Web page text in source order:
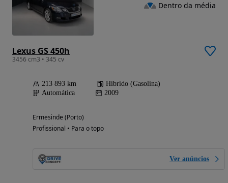
Lexus GS 450h
3456 cm3 • 345 cv
213 893 km
Híbrido (Gasolina)
Automática
2009
Ermesinde (Porto)
Profissional • Para o topo
Ver anúncios
Dentro da média